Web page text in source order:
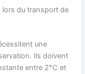
lors du transport de
une
Ils doivent
entre 2°C et